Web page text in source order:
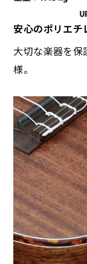
安心のポリエチ
大切な楽器を
様。